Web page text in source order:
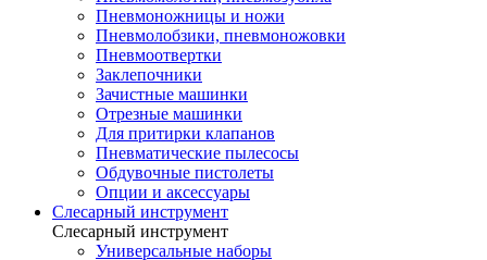
Пневмоножницы и ножи
Пневмолобзики, пневмоножовки
Пневмоотвертки
Заклепочники
Зачистные машинки
Отрезные машинки
Для притирки клапанов
Пневматические пылесосы
Обдувочные пистолеты
Опции и аксессуары
Слесарный инструмент
Слесарный инструмент
Универсальные наборы